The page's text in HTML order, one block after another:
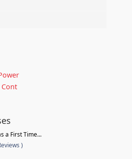
a First Time...
)